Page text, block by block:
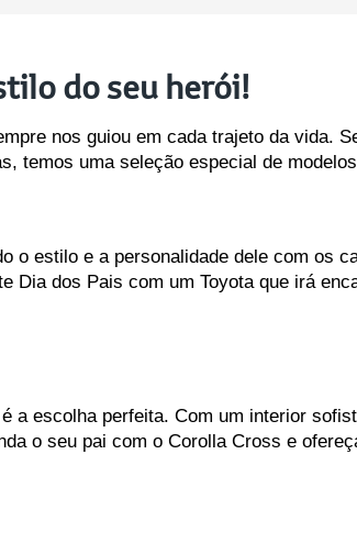
do seu herói!
nos guiou em cada trajeto da vida.
temos uma seleção especial de
o estilo e a personalidade dele com os
Dia dos Pais com um Toyota que irá
é a escolha perfeita. Com um interior
o seu pai com o Corolla Cross e